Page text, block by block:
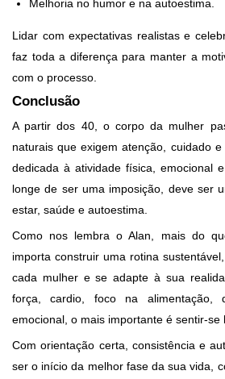
Melhoria no humor e na autoestima.
Lidar com expectativas realistas e
faz toda a diferença para manter a
com o processo.
Conclusão
A partir dos 40, o corpo da mulher
naturais que exigem atenção, cuidado
dedicada à atividade física, emocional
longe de ser uma imposição, deve ser
estar, saúde e autoestima.
Como nos lembra o Alan, mais do
importa construir uma rotina
cada mulher e se adapte à sua
força, cardio, foco na alimentação,
emocional, o mais importante é sentir-se
Com orientação certa, consistência e
ser o início da melhor fase da sua vida,